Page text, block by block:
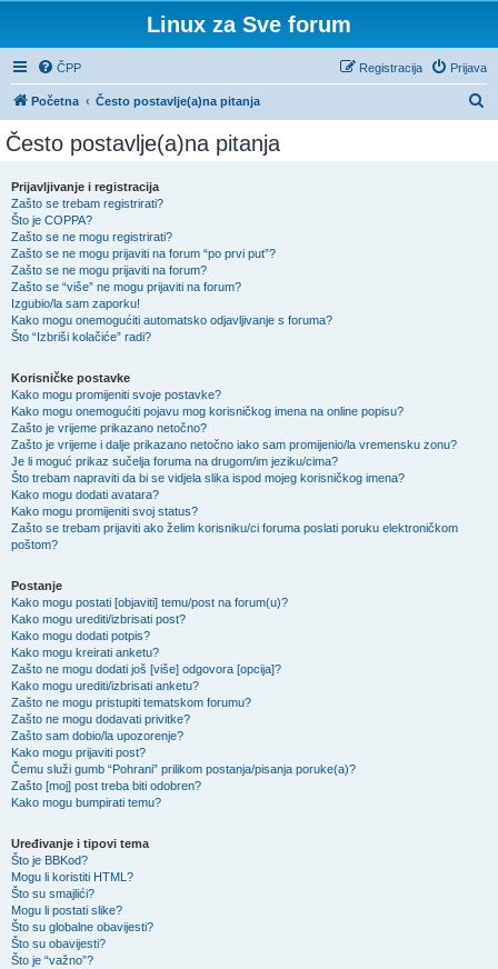
Linux za Sve forum
ČPP Prijava
Registracija
Početna Često postavlje(a)na pitanja
Često postavlje(a)na pitanja
Prijavljivanje i registracija
Zašto se trebam registrirati?
Što je COPPA?
Zašto se ne mogu registrirati?
Zašto se ne mogu prijaviti na forum “po prvi put”?
Zašto se ne mogu prijaviti na forum?
Zašto se “više” ne mogu prijaviti na forum?
Izgubio/la sam zaporku!
Kako mogu onemogućiti automatsko odjavljivanje s foruma?
Što “Izbriši kolačiće” radi?
Korisničke postavke
Kako mogu promijeniti svoje postavke?
Kako mogu onemogućiti pojavu mog korisničkog imena na online popisu?
Zašto je vrijeme prikazano netočno?
Zašto je vrijeme i dalje prikazano netočno iako sam promijenio/la vremensku zonu?
Je li moguć prikaz sučelja foruma na drugom/im jeziku/cima?
Što trebam napraviti da bi se vidjela slika ispod mojeg korisničkog imena?
Kako mogu dodati avatara?
Kako mogu promijeniti svoj status?
Zašto se trebam prijaviti ako želim korisniku/ci foruma poslati poruku elektroničkom
poštom?
Postanje
Kako mogu postati [objaviti] temu/post na forum(u)?
Kako mogu urediti/izbrisati post?
Kako mogu dodati potpis?
Kako mogu kreirati anketu?
Zašto ne mogu dodati još [više] odgovora [opcija]?
Kako mogu urediti/izbrisati anketu?
Zašto ne mogu pristupiti tematskom forumu?
Zašto ne mogu dodavati privitke?
Zašto sam dobio/la upozorenje?
Kako mogu prijaviti post?
Čemu služi gumb “Pohrani” prilikom postanja/pisanja poruke(a)?
Zašto [moj] post treba biti odobren?
Kako mogu bumpirati temu?
Uređivanje i tipovi tema
Što je BBKod?
Mogu li koristiti HTML?
Što su smajlići?
Mogu li postati slike?
Što su globalne obavijesti?
Što su obavijesti?
Što je “važno”?